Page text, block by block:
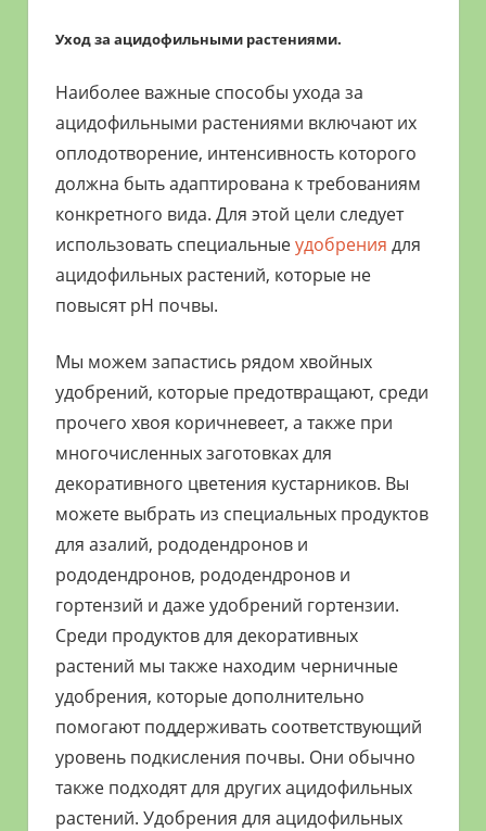
Уход за ацидофильными растениями.
Наиболее важные способы ухода за
ацидофильными растениями включают их
оплодотворение, интенсивность которого
должна быть адаптирована к требованиям
конкретного вида. Для этой цели следует
использовать специальныеудобрения для
ацидофильных растений, которые не
повысят pH почвы.
Мы можем запастись рядом хвойных
удобрений, которые предотвращают, среди
прочего хвоя коричневеет, а также при
многочисленных заготовках для
декоративного цветения кустарников. Вы
можете выбрать из специальных продуктов
для азалий, рододендронов и
рододендронов, рододендронов и
гортензий и даже удобрений гортензии.
Среди продуктов для декоративных
растений мы также находим черничные
удобрения, которые дополнительно
помогают поддерживать соответствующий
уровень подкисления почвы. Они обычно
также подходят для других ацидофильных
растений. Удобрения для ацидофильных